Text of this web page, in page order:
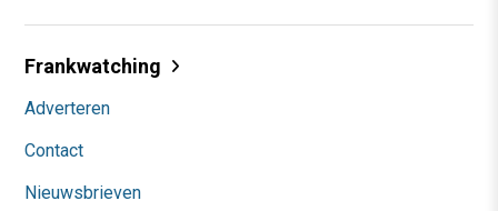
Frankwatching
Adverteren
Contact
Nieuwsbrieven